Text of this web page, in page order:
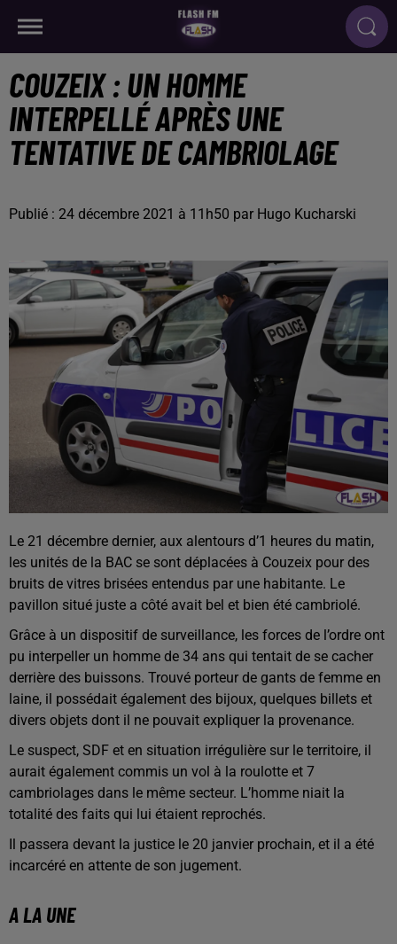
COUZEIX : UN HOMME
INTERPELLÉ APRÈS UNE
TENTATIVE DE CAMBRIOLAGE
Publié : 24 décembre 2021 à 11h50 par Hugo Kucharski
Le 21 décembre dernier, aux alentours d’1 heures du matin,
les unités de la BAC se sont déplacées à Couzeix pour des
bruits de vitres brisées entendus par une habitante. Le
pavillon situé juste a côté avait bel et bien été cambriolé.
Grâce à un dispositif de surveillance, les forces de l’ordre ont
pu interpeller un homme de 34 ans qui tentait de se cacher
derrière des buissons. Trouvé porteur de gants de femme en
laine, il possédait également des bijoux, quelques billets et
divers objets dont il ne pouvait expliquer la provenance.
Le suspect, SDF et en situation irrégulière sur le territoire, il
aurait également commis un vol à la roulotte et 7
cambriolages dans le même secteur. L’homme niait la
totalité des faits qui lui étaient reprochés.
Il passera devant la justice le 20 janvier prochain, et il a été
incarcéré en attente de son jugement.
A LA UNE